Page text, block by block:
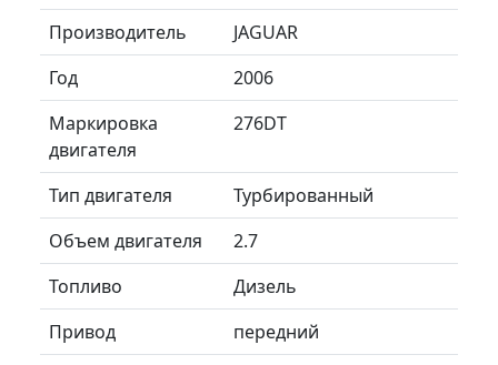
Производитель
JAGUAR
Год
2006
Маркировка
двигателя
276DT
Тип двигателя
Турбированный
Объем двигателя
2.7
Топливо
Дизель
Привод
передний